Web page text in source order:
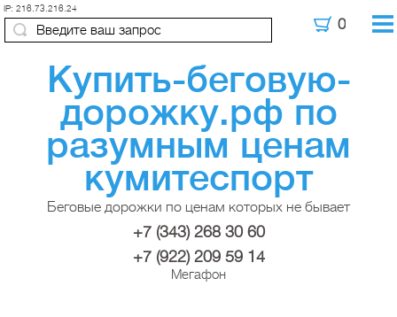
Купить-беговую-
дорожку.рф по
разумным ценам
кумитеспорт
Беговые дорожки по ценам которых не бывает
+7 (343) 268 30 60
+7 (922) 209 59 14
Мегафон
IP: 216.73.216.24